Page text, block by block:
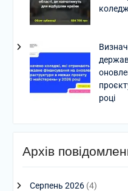
році
Архів
Серпень 2026(4)